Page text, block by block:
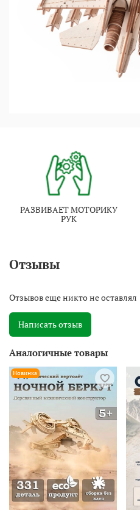
РАЗВИВАЕТ МОТОРИКУ
РУК
Отзывы
Отзывов еще никто не оставлял
Написать отзыв
Аналогичные товары
Новинка